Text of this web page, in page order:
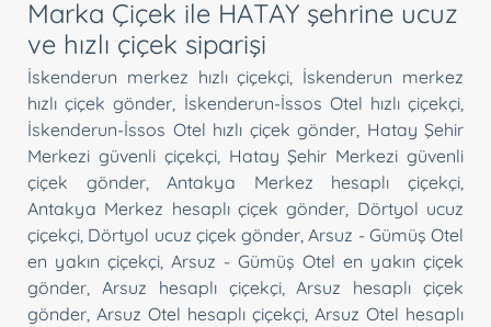
Marka Çiçek ile HATAY şehrine ucuz
ve hızlı çiçek siparişi
İskenderun merkez hızlı çiçekçi
İskenderun merkez
hızlı çiçek gönder İskenderun-İssos Otel hızlı çiçekçi
İskenderun-İssos Otel hızlı çiçek gönder Hatay Şehir
Merkezi güvenli çiçekçi, Hatay Şehir Merkezi güvenli
çiçek gönder,Antakya Merkez hesaplı çiçekçi
Antakya Merkez hesaplı çiçek gönder Dörtyol ucuz
çiçekçi Dörtyol ucuz çiçek gönder ,Arsuz - Gümüş Otel
en yakın çiçekçi Arsuz - Gümüş Otel en yakın çiçek
gönder
Arsuz hesaplı çiçekçi,Arsuz hesaplı çiçek
gönder Arsuz Otel hesaplı çiçekçi Arsuz Otel hesaplı